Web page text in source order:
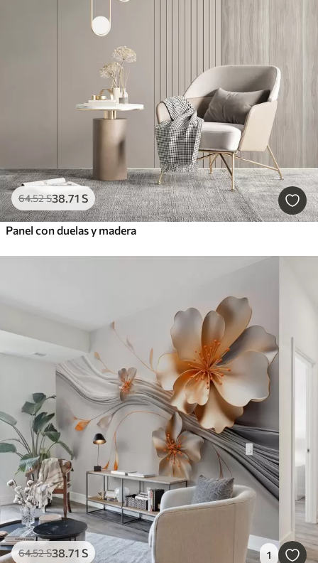
64.52S38.71 S
Panel con duelas y madera
64.52S38.71 S 1